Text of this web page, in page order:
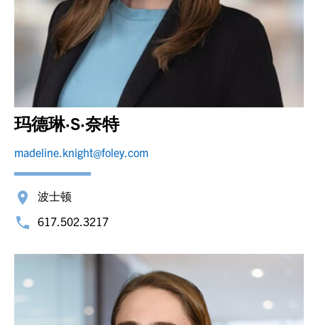
玛德琳·S·奈特
madeline.knight@foley.com
波士顿
617.502.3217